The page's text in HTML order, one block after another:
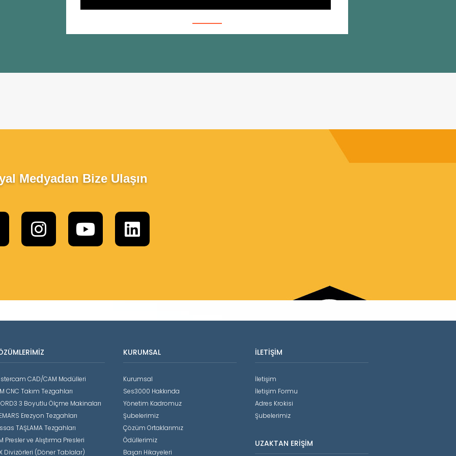
Medyadan Bize Ulaşın
CAD/CAM Modülleri
CNC Takım Tezgahları
3 Boyutlu Ölçme Makinaları
Erezyon Tezgahları
TAŞLAMA Tezgahları
Presler ve Alıştırma Presleri
Divizörleri (Döner Tablalar)
KURUMSAL
Kurumsal
Ses3000 Hakkında
Yönetim Kadromuz
Şubelerimiz
Çözüm Ortaklarımız
Ödüllerimiz
Başarı Hikayeleri
İLETIŞIM
İletişim
İletişim Formu
Adres Krokisi
Şubelerimiz
UZAKTAN ERIŞIM